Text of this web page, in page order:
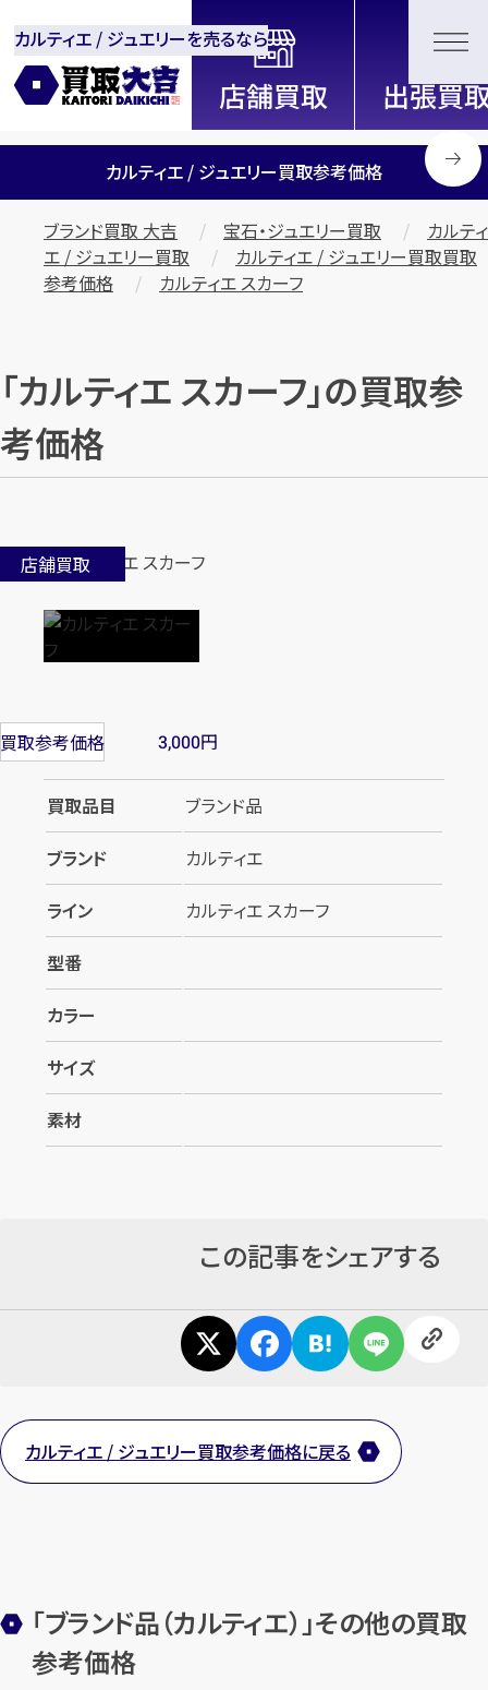
全国2200店舗以上展開中！信頼と実績の買取専門店「買取大
吉」
カルティエ / ジュエリーを売るなら
カンタン無料
カルティエ / ジュエリー買取参考価格
ブランド買取 大吉 宝石・ジュエリー買取
カルティ
エ / ジュエリー買取
カルティエ / ジュエリー買取買取
参考価格
カルティエ スカーフ
「カルティエ スカーフ」の買取参
考価格
店舗買取
買取参考価格 3,000円
買取品目
ブランド品
ブランド
カルティエ
ライン
カルティエ スカーフ
型番
カラー
サイズ
素材
この記事をシェアする
カルティエ / ジュエリー買取参考価格に戻る
「ブランド品（カルティエ）」その他の買取
参考価格